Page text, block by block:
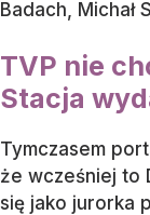
Badach, Michał
TVP nie
Stacja
Tymczasem
że wcześniej to
się jako jurorka